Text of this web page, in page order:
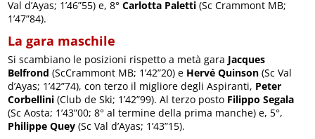
Val d’Ayas; 1’46”55) e, 8°Carlotta Paletti (Sc Crammont MB;
1’47”84).
La gara maschile
Si scambiano le posizioni rispetto a metà gara Jacques
Belfrond (ScCrammont MB; 1’42”20) e Hervé Quinson (Sc Val
d’Ayas; 1’42”74), con terzo il migliore degli Aspiranti, Peter
Corbellini (Club de Ski; 1’42”99). Al terzo posto Filippo Segala
(Sc Aosta; 1’43”00; 8° al termine della prima manche) e, 5°,
Philippe Quey (Sc Val d’Ayas; 1’43”15).